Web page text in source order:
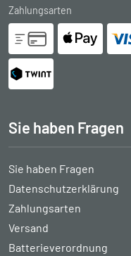
Zahlungsarten
Sie haben Fragen
Sie haben Fragen
Datenschutzerklärung
Zahlungsarten
Versand
Batterieverordnung